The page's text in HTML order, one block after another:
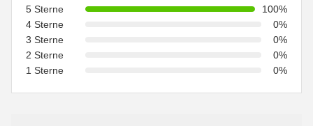
5 Sterne
100%
4 Sterne
0%
3 Sterne
0%
2 Sterne
0%
1 Sterne
0%